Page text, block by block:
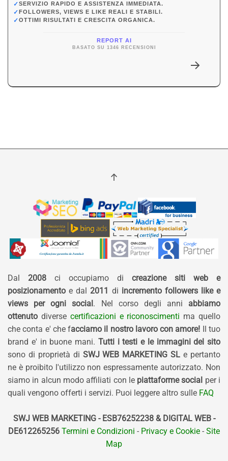
✓SERVIZIO RAPIDO E ASSISTENZA IMMEDIATA.
✓FOLLOWERS, VIEWS E LIKE REALI E STABILI.
✓OTTIMI RISULTATI E CRESCITA ORGANICA.
REPORT AI
BASATO SU 1346 RECENSIONI
Dal 2008 ci occupiamo di creazione siti web e
posizionamento e dal 2011 di incremento followers like e
views per ogni social. Nel corso degli anni abbiamo
ottenuto diverse certificazioni e riconoscimenti ma quello
che conta e' che facciamo il nostro lavoro con amore! Il tuo
brand e' in buone mani. Tutti i testi e le immagini del sito
sono di proprietà di SWJ WEB MARKETING SL e pertanto
ne è proibito l'utilizzo non espressamente autorizzato. Non
siamo in alcun modo affiliati con le piattaforme social per i
quali vengono offerti i servizi. Puoi leggere altro sulle FAQ
SWJ WEB MARKETING - ESB76252238 & DIGITAL WEB -
DE612265256 Termini e Condizioni - Privacy e Cookie - Site
Map